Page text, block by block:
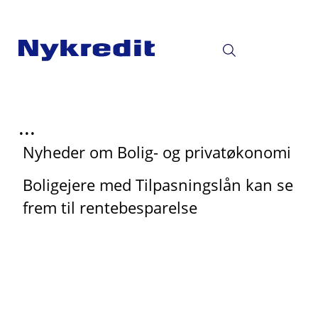
...
Nyheder om Bolig- og privatøkonomi
Boligejere med Tilpasningslån kan se
frem til rentebesparelse